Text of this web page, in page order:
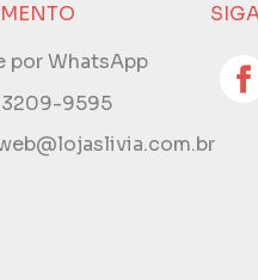
por WhatsApp
3209-9595